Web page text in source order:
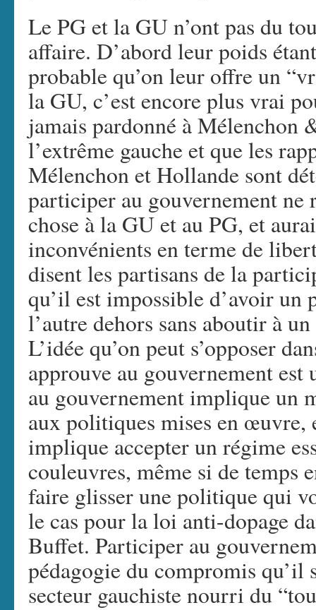
Le PG et la GU n’ont pas du
affaire. D’abord leur poids
probable qu’on leur offre un
la GU, c’est encore plus vrai
jamais pardonné à Mélenchon
l’extrême gauche et que les
Mélenchon et Hollande sont
participer au gouvernement ne
chose à la GU et au PG, et
inconvénients en terme de
disent les partisans de la
qu’il est impossible d’avoir un
l’autre dehors sans aboutir à
L’idée qu’on peut s’opposer
approuve au gouvernement
au gouvernement implique un
aux politiques mises en
implique accepter un régime
couleuvres, même si de temps
faire glisser une politique qui
le cas pour la loi anti-dopage
Buffet. Participer au
pédagogie du compromis
secteur gauchiste nourri du